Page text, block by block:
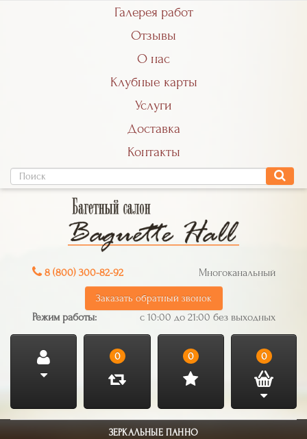
Галерея работ
Отзывы
О нас
Клубные карты
Услуги
Доставка
Контакты
8 (800) 300-82-92 Многоканальный
Заказать обратный звонок
Режим работы: с 10:00 до 21:00 без выходных
0 0 0
ЗЕРКАЛЬНЫЕ ПАННО